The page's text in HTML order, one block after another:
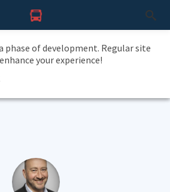
phase of development. Regular site
your experience!